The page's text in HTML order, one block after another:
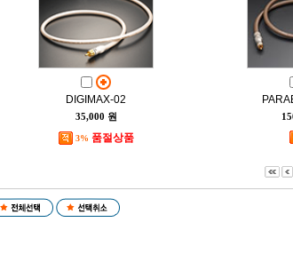
DIGIMAX-02
35,000 원
3% 품절상품